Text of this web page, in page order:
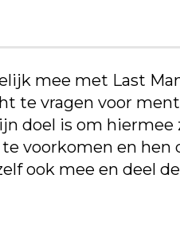
mee met Last
te vragen voor
doel is om
voorkomen en
ook mee en deel